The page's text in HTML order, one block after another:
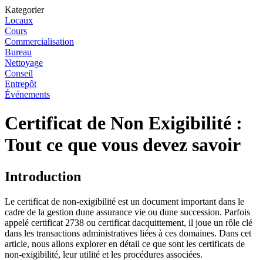
Kategorier
Locaux
Cours
Commercialisation
Bureau
Nettoyage
Conseil
Entrepôt
Événements
Certificat de Non Exigibilité :
Tout ce que vous devez savoir
Introduction
Le certificat de non-exigibilité est un document important dans le
cadre de la gestion dune assurance vie ou dune succession. Parfois
appelé certificat 2738 ou certificat dacquittement, il joue un rôle clé
dans les transactions administratives liées à ces domaines. Dans cet
article, nous allons explorer en détail ce que sont les certificats de
non-exigibilité, leur utilité et les procédures associées.